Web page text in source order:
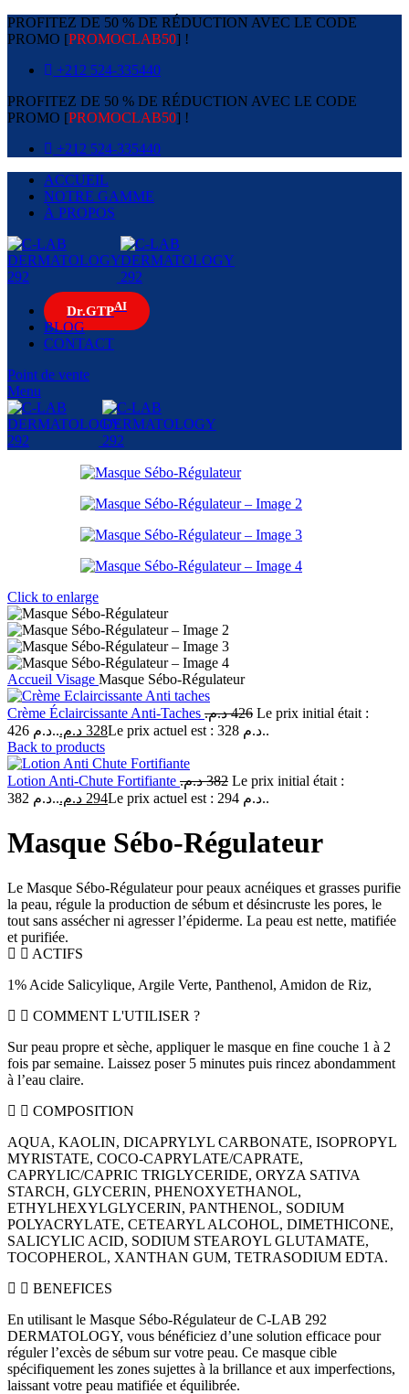
PROFITEZ DE 50 % DE RÉDUCTION AVEC LE CODE
PROMO [PROMOCLAB50] !
+212 524-335440
PROFITEZ DE 50 % DE RÉDUCTION AVEC LE CODE
PROMO [PROMOCLAB50] !
+212 524-335440
ACCUEIL
NOTRE GAMME
À PROPOS
Dr.GTPAI
BLOG
CONTACT
Point de vente
Menu
Click to enlarge
Accueil Visage Masque Sébo-Régulateur
Crème Éclaircissante Anti-Taches 426 د.م.
Le prix initial était :
426 د.م..
328 د.م.
Le prix actuel est : 328 د.م..
Back to products
Lotion Anti-Chute Fortifiante 382 د.م.
Le prix initial était :
382 د.م..
294 د.م. Le prix actuel est : 294 د.م..
Masque Sébo-Régulateur
Le Masque Sébo-Régulateur pour peaux acnéiques et grasses purifie
la peau, régule la production de sébum et désincruste les pores, le
tout sans assécher ni agresser l’épiderme. La peau est nette, matifiée
et purifiée.
ACTIFS
1% Acide Salicylique, Argile Verte, Panthenol, Amidon de Riz,
COMMENT L'UTILISER ?
Sur peau propre et sèche, appliquer le masque en fine couche 1 à 2
fois par semaine. Laissez poser 5 minutes puis rincez abondamment
à l’eau claire.
COMPOSITION
AQUA, KAOLIN, DICAPRYLYL CARBONATE, ISOPROPYL
MYRISTATE, COCO-CAPRYLATE/CAPRATE,
CAPRYLIC/CAPRIC TRIGLYCERIDE, ORYZA SATIVA
STARCH, GLYCERIN, PHENOXYETHANOL,
ETHYLHEXYLGLYCERIN, PANTHENOL, SODIUM
POLYACRYLATE, CETEARYL ALCOHOL, DIMETHICONE,
SALICYLIC ACID, SODIUM STEAROYL GLUTAMATE,
TOCOPHEROL, XANTHAN GUM, TETRASODIUM EDTA.
BENEFICES
En utilisant le Masque Sébo-Régulateur de C-LAB 292
DERMATOLOGY, vous bénéficiez d’une solution efficace pour
réguler l’excès de sébum sur votre peau. Ce masque cible
spécifiquement les zones sujettes à la brillance et aux imperfections,
laissant votre peau matifiée et équilibrée.